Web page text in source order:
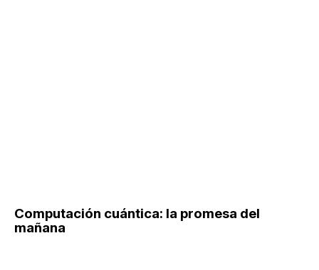
Computación cuántica: la promesa del
mañana